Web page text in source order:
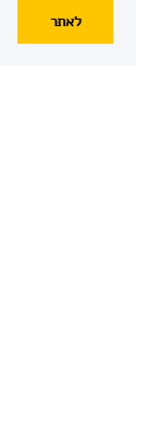
לאתר